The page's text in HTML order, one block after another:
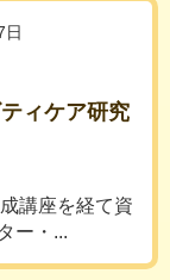
日
ィケア研究
講座を経て資
ー・...